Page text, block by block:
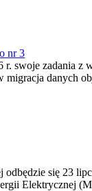
nr 3
swoje zadania
danych
się 23
Elektrycznej